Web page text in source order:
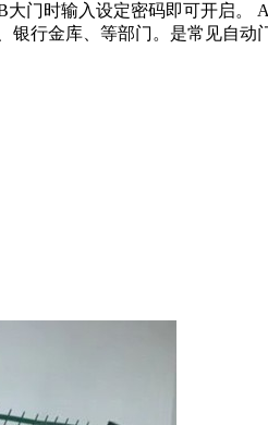
门时输入设定密码即可开启。
行金库、等部门。是常见自动